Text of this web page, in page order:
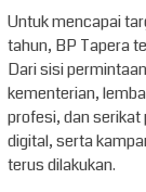
Untuk mencapai
tahun, BP Tapera
Dari sisi
kementerian,
profesi, dan
digital, serta
terus dilakukan.